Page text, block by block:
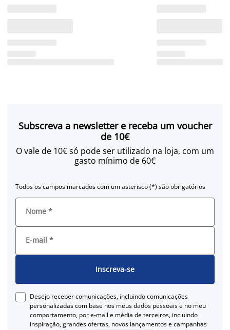
Subscreva a newsletter e receba um voucher
de 10€
O vale de 10€ só pode ser utilizado na loja, com um
gasto mínimo de 60€
Todos os campos marcados com um asterisco (*) são obrigatórios
Nome *
E-mail *
Inscreva-se
Desejo receber comunicações, incluindo comunicações
personalizadas com base nos meus dados pessoais e no meu
comportamento, por e-mail e média de terceiros, incluindo
inspiração, grandes ofertas, novos lançamentos e campanhas